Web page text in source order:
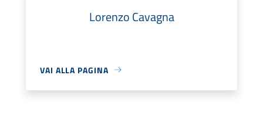
Lorenzo Cavagna
VAI ALLA PAGINA